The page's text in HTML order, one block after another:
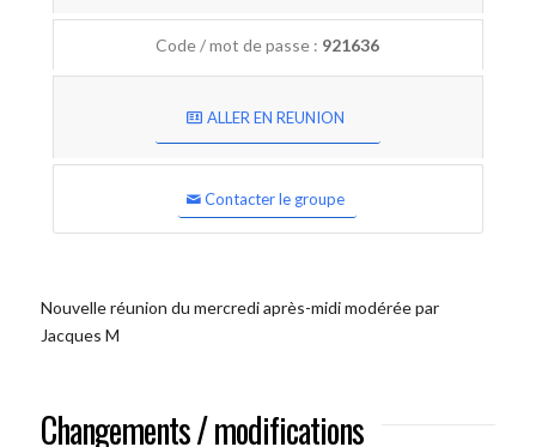
Code / mot de passe : 921636
ALLER EN REUNION
Contacter le groupe
Nouvelle réunion du mercredi après-midi modérée par
Jacques M
Changements / modifications